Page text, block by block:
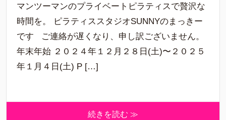
マンツーマンのプライベートピラティスで贅沢な
時間を。 ピラティススタジオSUNNYのまっきー
です ご連絡が遅くなり、申し訳ございません。
年末年始 ２０２４年１２月２８日(土)〜２０２５
年１月４日(土) P […]
続きを読む ≫